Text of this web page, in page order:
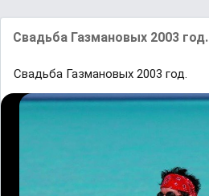
Свадьба Газмановых 2003 год.
Свадьба Газмановых 2003 год.